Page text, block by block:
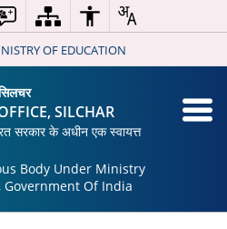
OF EDUCATION
SILCHAR
सरकार के अधीन एक स्वायत्त
Body Under Ministry
Government Of India